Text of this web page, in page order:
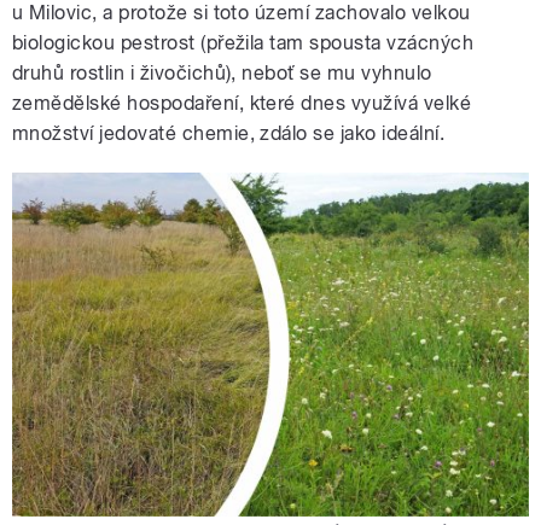
u Milovic, a protože si toto území zachovalo velkou
biologickou pestrost (přežila tam spousta vzácných
druhů rostlin i živočichů), neboť se mu vyhnulo
zemědělské hospodaření, které dnes využívá velké
množství jedovaté chemie, zdálo se jako ideální.